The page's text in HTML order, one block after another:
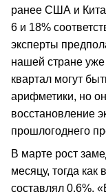
ранее США и
6 и 18%
эксперты
нашей стране
квартал могут
арифметики, но
восстановление
прошлогоднего
В марте рост
месяцу, тогда как
составлял 0,6%.